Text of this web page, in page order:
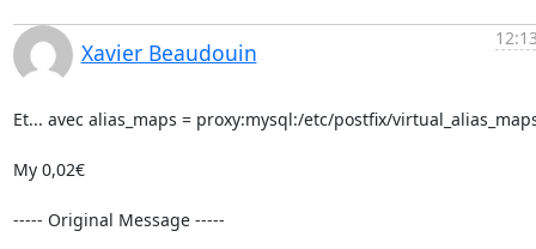
Xavier Beaudouin
Et... avec alias_maps = proxy:mysql:/etc/postfix/
My 0,02€
----- Original Message -----